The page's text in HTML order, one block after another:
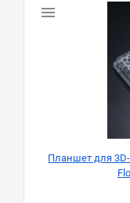
Планшет для 3D-